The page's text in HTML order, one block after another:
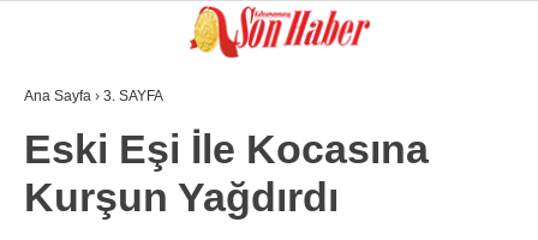
VİDEO
GÜNDEM
Ana Sayfa › 3. SAYFA
Eski Eşi İle Kocasına
Kurşun Yağdırdı